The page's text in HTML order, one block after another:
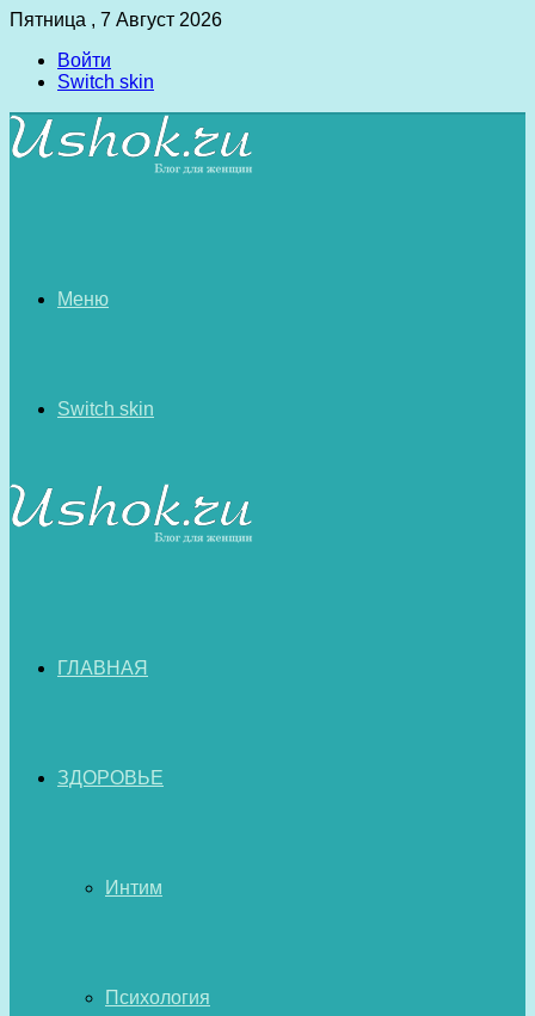
Пятница , 7 Август 2026
Войти
Switch skin
Меню
Switch skin
ГЛАВНАЯ
ЗДОРОВЬЕ
Интим
Психология